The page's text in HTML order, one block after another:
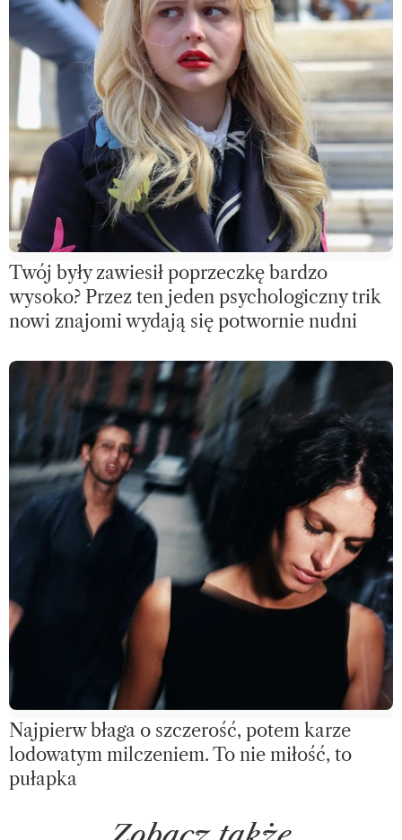
Twój były zawiesił poprzeczkę bardzo
wysoko? Przez ten jeden psychologiczny trik
nowi znajomi wydają się potwornie nudni
Najpierw błaga o szczerość, potem karze
lodowatym milczeniem. To nie miłość, to
pułapka